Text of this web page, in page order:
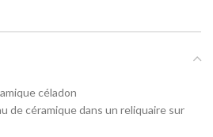
céladon
de céramique dans un reliquaire sur